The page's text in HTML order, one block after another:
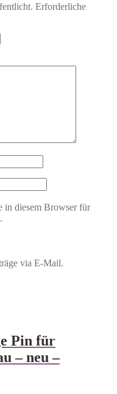
Erforderliche
in diesem Browser für
via E-Mail.
Pin für
– neu –